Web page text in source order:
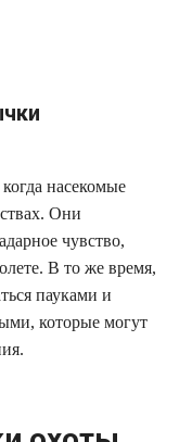
насекомые
Они
чувство,
В то же время,
пауками и
которые могут